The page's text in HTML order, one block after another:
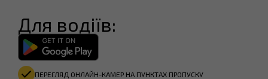
Для водіїв:
ПЕРЕГЛЯД ОНЛАЙН-КАМЕР НА ПУНКТАХ ПРОПУСКУ